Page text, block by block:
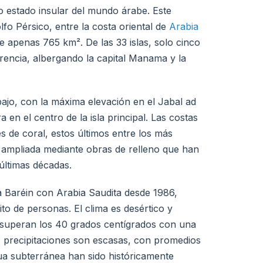
insular del mundo árabe. Este
Pérsico, entre la costa oriental de Arabia
765 km². De las 33 islas, solo cinco
albergando la capital Manama y la
con la máxima elevación en el Jabal ad
en el centro de la isla principal. Las costas
de coral, estos últimos entre los más
mediante obras de relleno que han
décadas.
con Arabia Saudita desde 1986,
de personas. El clima es desértico y
los 40 grados centígrados con una
son escasas, con promedios
subterránea han sido históricamente